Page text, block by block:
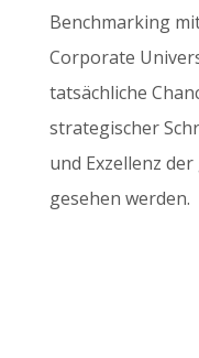
Benchmarking
Corporate
tatsächliche
strategischer
und Exzellenz
gesehen werden.